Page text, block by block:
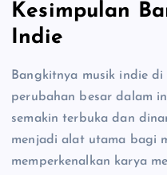
Kesimpulan
Indie
Bangkitnya musik indie
perubahan besar dalam
semakin terbuka dan
menjadi alat utama bagi
memperkenalkan karya